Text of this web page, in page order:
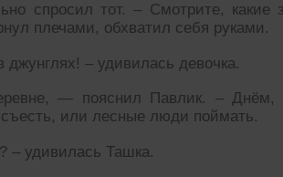
спросил тот. – Смотрите,
плечами, обхватил себя руками.
– удивилась девочка.
— пояснил Павлик. – Днём,
или лесные люди поймать.
удивилась Ташка.